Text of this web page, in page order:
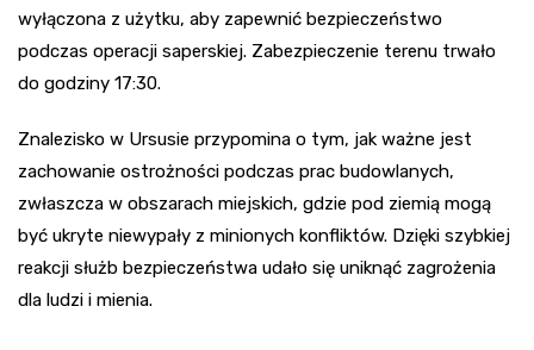
wyłączona z użytku, aby zapewnić bezpieczeństwo
podczas operacji saperskiej. Zabezpieczenie terenu trwało
do godziny 17:30.
Znalezisko w Ursusie przypomina o tym, jak ważne jest
zachowanie ostrożności podczas prac budowlanych,
zwłaszcza w obszarach miejskich, gdzie pod ziemią mogą
być ukryte niewypały z minionych konfliktów. Dzięki szybkiej
reakcji służb bezpieczeństwa udało się uniknąć zagrożenia
dla ludzi i mienia.